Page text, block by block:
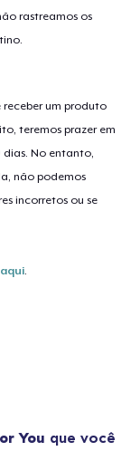
rastreamos os
receber um produto
teremos prazer em
No entanto,
não podemos
incorretos ou se
aqui
You que você